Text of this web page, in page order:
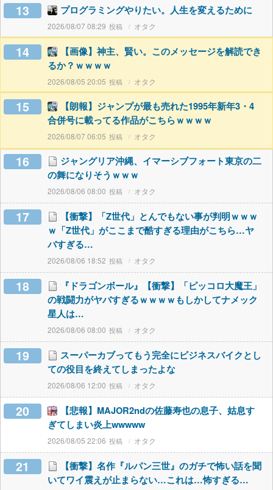
13 プログラミングやりたい。人生を変えるために
2026/08/07 08:29 オタク
14
【画像】神主、賢い。このメッセージを解読でき
るか？ｗｗｗｗ
2026/08/05 20:05 オタク
15
【朗報】ジャンプが最も売れた1995年新年3・4
合併号に載ってる作品がこちらｗｗｗｗ
2026/08/07 06:05 オタク
16
ジャングリア沖縄、イマーシブフォート東京の二
の舞になりそうｗｗｗ
2026/08/06 08:00 オタク
17
【衝撃】「Z世代」とんでもない事が判明ｗｗｗ
ｗ「Z世代」がここまで酷すぎる理由がこちら…ヤ
バすぎる…
2026/08/06 18:52 オタク
18
『ドラゴンボール』【衝撃】「ピッコロ大魔王」
の戦闘力がヤバすぎるｗｗｗｗもしかしてナメック
星人は…
2026/08/06 08:00 オタク
19
スーパーカブってもう完全にビジネスバイクとし
ての役目を終えてしまったよな
2026/08/06 12:00 オタク
20
【悲報】MAJOR2ndの佐藤寿也の息子、姑息す
ぎてしまい炎上wwwww
2026/08/05 22:06 オタク
21
【衝撃】名作『ルパン三世』のガチで怖い話を聞
いてワイ震えが止まらない…これは…怖すぎる…